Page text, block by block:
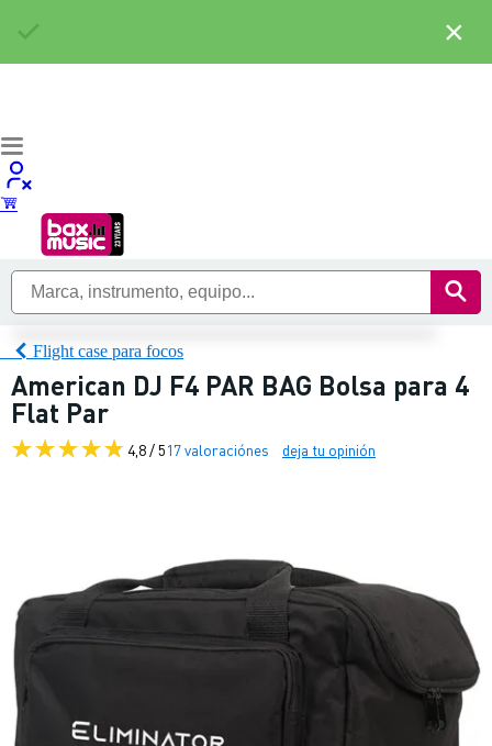
Flight case para focos
American DJ F4 PAR BAG Bolsa para 4
Flat Par
4,8 / 517 valoraciónes deja tu opinión
×